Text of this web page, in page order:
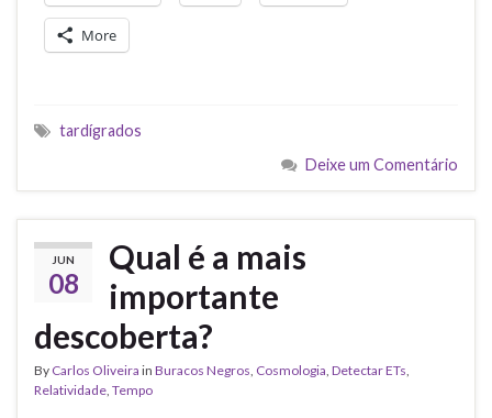
More
tardígrados
Deixe um Comentário
JUN
08
Qual é a mais
importante
descoberta?
By Carlos Oliveira in Buracos Negros Cosmologia Detectar ETs
Relatividade Tempo